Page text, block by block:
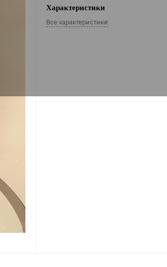
Характеристики
Все характеристики